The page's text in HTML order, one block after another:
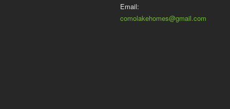
Email:
comolakehomes@gmail.com